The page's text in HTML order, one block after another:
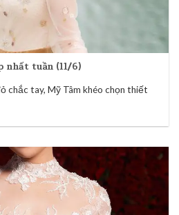
nhất tuần (11/6)
chắc tay, Mỹ Tâm khéo chọn thiết